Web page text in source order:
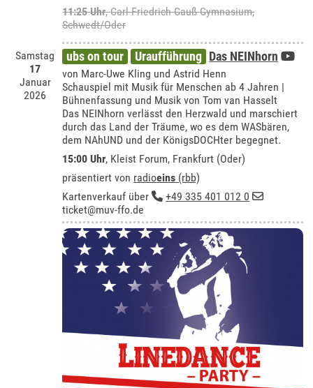
11:25 Uhr,Carl-Friedrich-Gauß-Gymnasium,
Schwedt/Oder
Samstag
17
Januar
2026
ubs on tour Uraufführung Das NEINhorn
von Marc-Uwe Kling und Astrid Henn
Schauspiel mit Musik für Menschen ab 4 Jahren |
Bühnenfassung und Musik von Tom van Hasselt
Das NEINhorn verlässt den Herzwald und marschiert
durch das Land der Träume, wo es dem WASbären,
dem NAhUND und der KönigsDOCHter begegnet.
15:00 Uhr, Kleist Forum, Frankfurt (Oder)
präsentiert von radioeins (rbb)
Kartenverkauf über
+49 335 401 012 0
ticket@muv-ffo.de